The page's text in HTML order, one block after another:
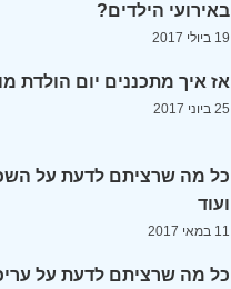
באירועי הילדים?
19 ביולי 2017
אז איך מתכננים יום הולדת
25 ביוני 2017
כל מה שרציתם לדעת על
ועוד
11 במאי 2017
כל מה שרציתם לדעת על